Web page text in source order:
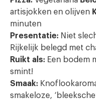
artisjokken en olijven
minuten
Presentatie: Niet
Rijkelijk belegd met
Ruikt als: Een bodem
smint!
Smaak:
smakeloze,